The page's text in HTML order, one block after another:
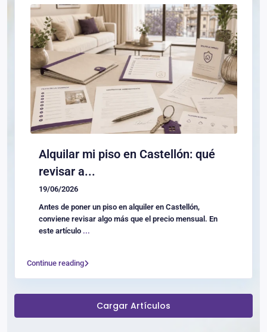
Alquilar mi piso en Castellón: qué
revisar a...
19/06/2026
Antes de poner un piso en alquiler en Castellón,
conviene revisar algo más que el precio mensual. En
este artículo ...
Continue reading
Cargar Artículos